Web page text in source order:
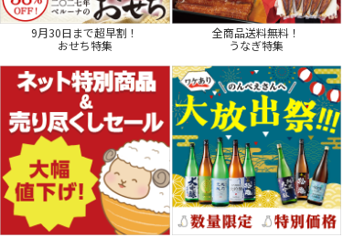
9月30日まで超早割！
おせち特集
全商品送料無料！
うなぎ特集